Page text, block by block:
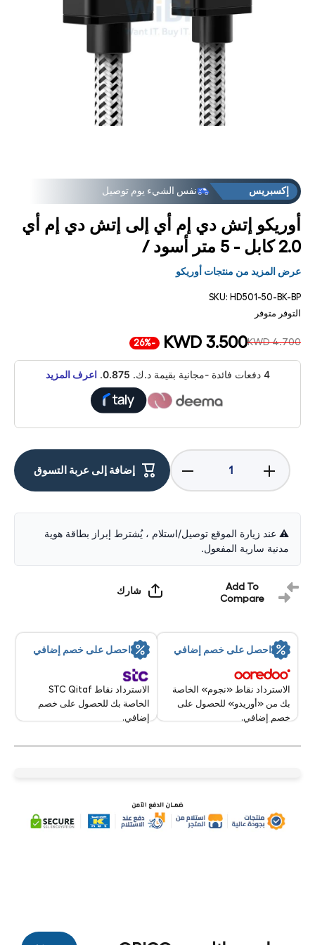
إكسبريس نفس الشيء يوم توصيل
مجانية توصيل في «فيرست» طلب FREEDEL
العروض متوفر في المتجر: فوق
أوريكو إتش دي إم أي إلى إتش دي إم أي
2.0 كابل - 5 متر أسود /
عرض المزيد من منتجات أوريكو
SKU: HD501-50-BK-BP
التوفر
متوفر
KWD 4.700
KWD 3.500
-26%
4 دفعات فائدة -مجانية بقيمة د.ك. 0.875
. اعرف المزيد
تقليل
الكمية
لأوريكو
دي إم
إتش
دي إم
كابل -
زيادة
الكمية
لـ
إتش
أي إلى
إتش
دي إم
أي كابل
أسود /
إضافة إلى عربة التسوق
⚠️ عند زيارة الموقع توصيل/استلام ، يُشترط إبراز بطاقة هوية
مدنية سارية المفعول.
Add To
Compare
شارك
احصل على خصم إضافي
الاسترداد نقاط «نجوم» الخاصة
بك من «أوريدو» للحصول على
خصم إضافي.
احصل على خصم إضافي
الاسترداد نقاط STC Qitaf
الخاصة بك للحصول على خصم
إضافي.